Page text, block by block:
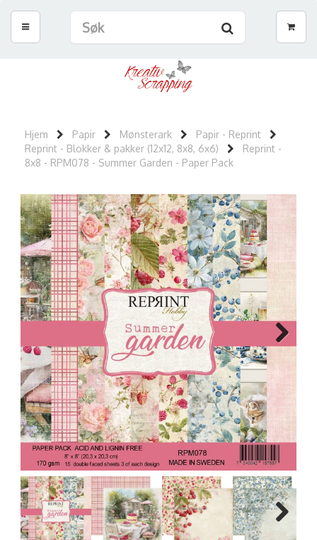
Hjem Papir Mønsterark
Papir - Reprint
Reprint - Blokker & pakker (12x12, 8x8, 6x6)
Reprint -
8x8 - RPM078 - Summer Garden - Paper Pack
Next